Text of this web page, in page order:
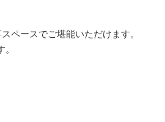
ペースでご堪能いただけます。